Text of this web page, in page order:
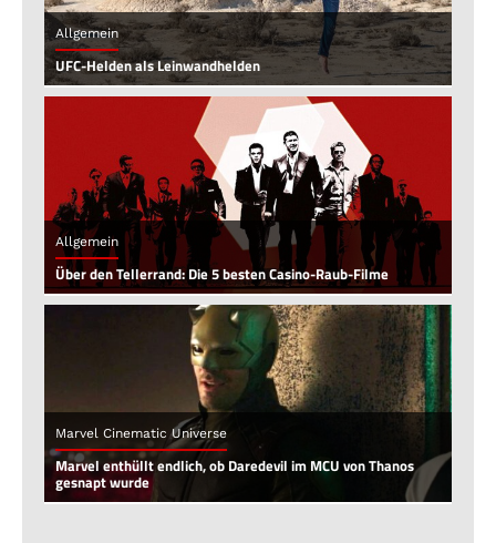
Allgemein
UFC-Helden als Leinwandhelden
Allgemein
Über den Tellerrand: Die 5 besten Casino-Raub-Filme
Marvel Cinematic Universe
Marvel enthüllt endlich, ob Daredevil im MCU von Thanos
gesnapt wurde